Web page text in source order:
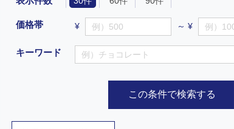
価格帯 ¥ ～ ¥
キーワード
この条件で検索する